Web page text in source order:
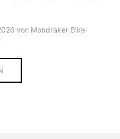
von Mondraker Bike